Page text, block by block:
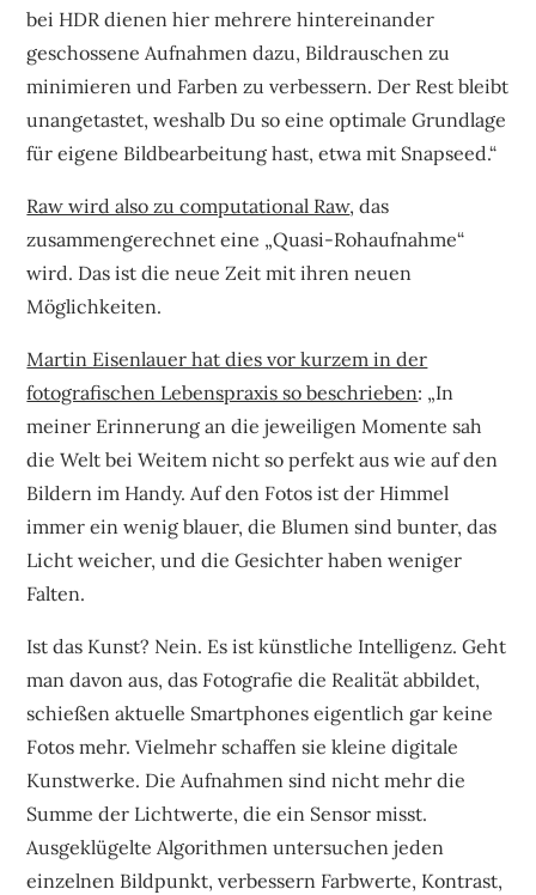
bei HDR dienen hier mehrere hintereinander
geschossene Aufnahmen dazu, Bildrauschen zu
minimieren und Farben zu verbessern. Der Rest bleibt
unangetastet, weshalb Du so eine optimale Grundlage
für eigene Bildbearbeitung hast, etwa mit Snapseed.“
Raw wird also zu computational Raw, das
zusammengerechnet eine „Quasi-Rohaufnahme“
wird. Das ist die neue Zeit mit ihren neuen
Möglichkeiten.
Martin Eisenlauer hat dies vor kurzem in der
fotografischen Lebenspraxis so beschrieben: „In
meiner Erinnerung an die jeweiligen Momente sah
die Welt bei Weitem nicht so perfekt aus wie auf den
Bildern im Handy. Auf den Fotos ist der Himmel
immer ein wenig blauer, die Blumen sind bunter, das
Licht weicher, und die Gesichter haben weniger
Falten.
Ist das Kunst? Nein. Es ist künstliche Intelligenz. Geht
man davon aus, das Fotografie die Realität abbildet,
schießen aktuelle Smartphones eigentlich gar keine
Fotos mehr. Vielmehr schaffen sie kleine digitale
Kunstwerke. Die Aufnahmen sind nicht mehr die
Summe der Lichtwerte, die ein Sensor misst.
Ausgeklügelte Algorithmen untersuchen jeden
einzelnen Bildpunkt, verbessern Farbwerte, Kontrast,